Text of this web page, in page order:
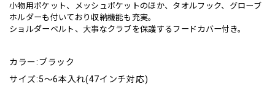
小物用ポケット、メッシュポケットのほか、タオルフック、グローブ
ホルダーも付いており収納機能も充実。
ショルダーベルト、大事なクラブを保護するフードカバー付き。
カラー:ブラック
サイズ:5～6本入れ(47インチ対応)